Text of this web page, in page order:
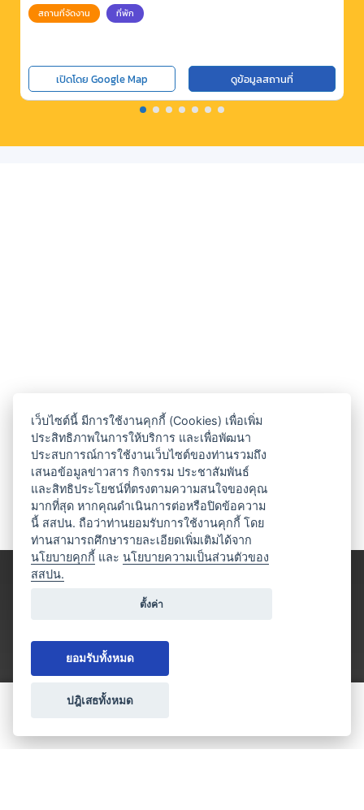
สถานที่จัดงาน ที่พัก
เปิดโดย Google Map ดูข้อมูลสถานที่
ประเภทธุรกิจไมซ์
เว็บไซต์นี้ มีการใช้งานคุกกี้ (Cookies) เพื่อเพิ่ม
ประสิทธิภาพในการให้บริการ และเพื่อพัฒนา
ประสบการณ์การใช้งานเว็บไซต์ของท่านรวมถึง
เสนอข้อมูลข่าวสาร กิจกรรม ประชาสัมพันธ์
และสิทธิประโยชน์ที่ตรงตามความสนใจของคุณ
มากที่สุด หากคุณดำเนินการต่อหรือปิดข้อความ
นี้ สสปน. ถือว่าท่านยอมรับการใช้งานคุกกี้ โดย
ท่านสามารถศึกษารายละเอียดเพิ่มเติมได้จาก
นโยบายคุกกี้ และนโยบายความเป็นส่วนตัวของ
สสปน.
ตั้งค่า
ยอมรับทั้งหมด
ปฎิเสธทั้งหมด